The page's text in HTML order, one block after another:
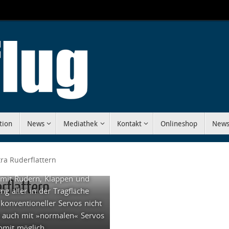
News Mediathek Kontakt Onlineshop
Ruderflattern
so reicht selbst bei der
Rudern, Klappen und
aller in der Tragfläche
Servos nicht
mit »normalen« Servos